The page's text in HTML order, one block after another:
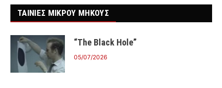
ΤΑΙΝΙΕΣ ΜΙΚΡΟΥ ΜΗΚΟΥΣ
“The Black Hole”
05/07/2026